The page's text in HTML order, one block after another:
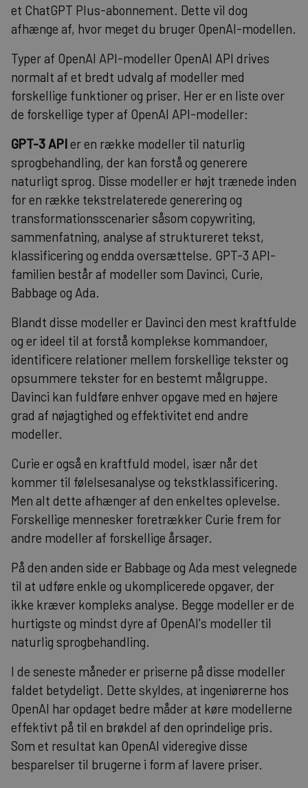
et ChatGPT Plus-abonnement. Dette vil dog
afhænge af, hvor meget du bruger OpenAI-modellen.
Typer af OpenAI API-modeller OpenAI API drives
normalt af et bredt udvalg af modeller med
forskellige funktioner og priser. Her er en liste over
de forskellige typer af OpenAI API-modeller:
GPT-3 APIer en række modeller til naturlig
sprogbehandling, der kan forstå og generere
naturligt sprog. Disse modeller er højt trænede inden
for en række tekstrelaterede generering og
transformationsscenarier såsom copywriting,
sammenfatning, analyse af struktureret tekst,
klassificering og endda oversættelse. GPT-3 API-
familien består af modeller som Davinci, Curie,
Babbage og Ada.
Blandt disse modeller er Davinci den mest kraftfulde
og er ideel til at forstå komplekse kommandoer,
identificere relationer mellem forskellige tekster og
opsummere tekster for en bestemt målgruppe.
Davinci kan fuldføre enhver opgave med en højere
grad af nøjagtighed og effektivitet end andre
modeller.
Curie er også en kraftfuld model, især når det
kommer til følelsesanalyse og tekstklassificering.
Men alt dette afhænger af den enkeltes oplevelse.
Forskellige mennesker foretrækker Curie frem for
andre modeller af forskellige årsager.
På den anden side er Babbage og Ada mest velegnede
til at udføre enkle og ukomplicerede opgaver, der
ikke kræver kompleks analyse. Begge modeller er de
hurtigste og mindst dyre af OpenAI's modeller til
naturlig sprogbehandling.
I de seneste måneder er priserne på disse modeller
faldet betydeligt. Dette skyldes, at ingeniørerne hos
OpenAI har opdaget bedre måder at køre modellerne
effektivt på til en brøkdel af den oprindelige pris.
Som et resultat kan OpenAI videregive disse
besparelser til brugerne i form af lavere priser.